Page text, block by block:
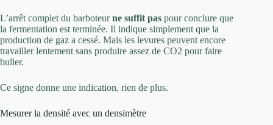
L’arrêt complet du barboteurne suffit pas pour conclure que
la fermentation est terminée. Il indique simplement que la
production de gaz a cessé. Mais les levures peuvent encore
travailler lentement sans produire assez de CO2 pour faire
buller.
Ce signe donne une indication, rien de plus.
Mesurer la densité avec un densimètre